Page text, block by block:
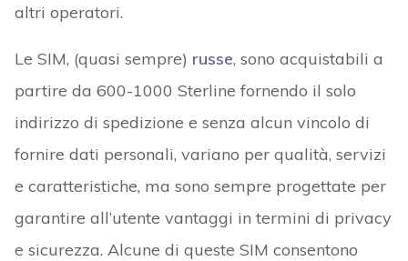
altri operatori.
Le SIM, (quasi sempre) russe, sono acquistabili a
partire da 600-1000 Sterline fornendo il solo
indirizzo di spedizione e senza alcun vincolo di
fornire dati personali, variano per qualità, servizi
e caratteristiche, ma sono sempre progettate per
garantire all’utente vantaggi in termini di privacy
e sicurezza. Alcune di queste SIM consentono